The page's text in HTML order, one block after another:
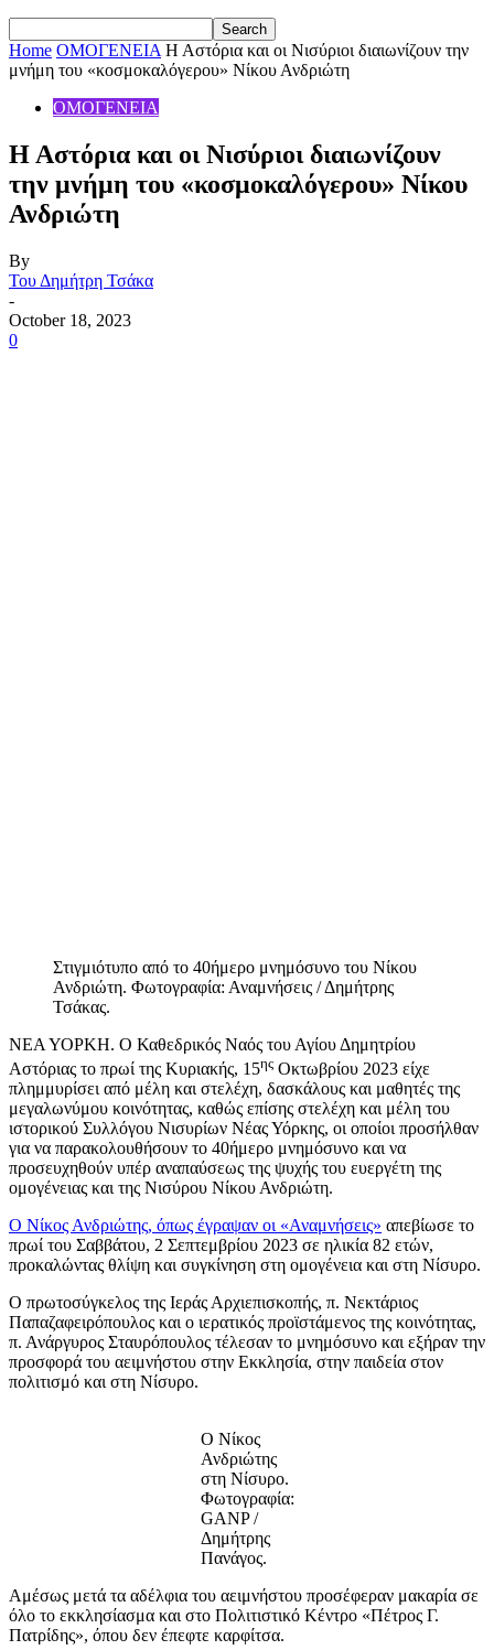
Home ΟΜΟΓΕΝΕΙΑ Η Αστόρια και οι Νισύριοι διαιωνίζουν την
μνήμη του «κοσμοκαλόγερου» Νίκου Ανδριώτη
ΟΜΟΓΕΝΕΙΑ
Η Αστόρια και οι Νισύριοι διαιωνίζουν
την μνήμη του «κοσμοκαλόγερου» Νίκου
Ανδριώτη
By
Του Δημήτρη Τσάκα
-
October 18, 2023
0
Στιγμιότυπο από το 40ήμερο μνημόσυνο του Νίκου
Ανδριώτη. Φωτογραφία: Αναμνήσεις / Δημήτρης
Τσάκας.
ΝΕΑ ΥΟΡΚΗ. Ο Καθεδρικός Ναός του Αγίου Δημητρίου
Αστόριας το πρωί της Κυριακής, 15ης Οκτωβρίου 2023 είχε
πλημμυρίσει από μέλη και στελέχη, δασκάλους και μαθητές της
μεγαλωνύμου κοινότητας, καθώς επίσης στελέχη και μέλη του
ιστορικού Συλλόγου Νισυρίων Νέας Υόρκης, οι οποίοι προσήλθαν
για να παρακολουθήσουν το 40ήμερο μνημόσυνο και να
προσευχηθούν υπέρ αναπαύσεως της ψυχής του ευεργέτη της
ομογένειας και της Νισύρου Νίκου Ανδριώτη.
Ο Νίκος Ανδριώτης, όπως έγραψαν οι «Αναμνήσεις» απεβίωσε το
πρωί του Σαββάτου, 2 Σεπτεμβρίου 2023 σε ηλικία 82 ετών,
προκαλώντας θλίψη και συγκίνηση στη ομογένεια και στη Νίσυρο.
Ο πρωτοσύγκελος της Ιεράς Αρχιεπισκοπής, π. Νεκτάριος
Παπαζαφειρόπουλος και ο ιερατικός προϊστάμενος της κοινότητας,
π. Ανάργυρος Σταυρόπουλος τέλεσαν το μνημόσυνο και εξήραν την
προσφορά του αειμνήστου στην Εκκλησία, στην παιδεία στον
πολιτισμό και στη Νίσυρο.
Ο Νίκος
Ανδριώτης
στη Νίσυρο.
Φωτογραφία:
GANP /
Δημήτρης
Πανάγος.
Αμέσως μετά τα αδέλφια του αειμνήστου προσέφεραν μακαρία σε
όλο το εκκλησίασμα και στο Πολιτιστικό Κέντρο «Πέτρος Γ.
Πατρίδης», όπου δεν έπεφτε καρφίτσα.